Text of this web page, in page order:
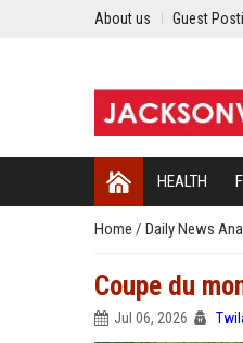
About us Guest
HEALTH
Home / Daily News
Coupe du
Jul 06, 2026